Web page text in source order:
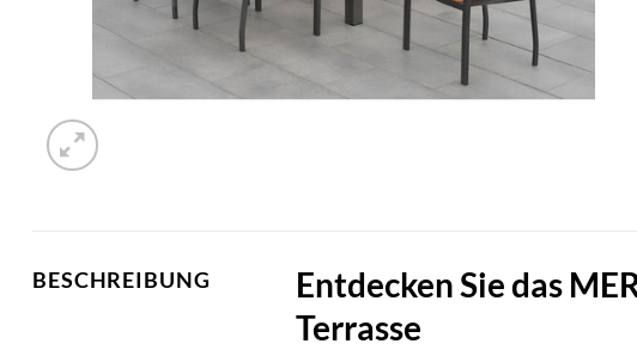
BESCHREIBUNG
Entdecken Sie das
Terrasse